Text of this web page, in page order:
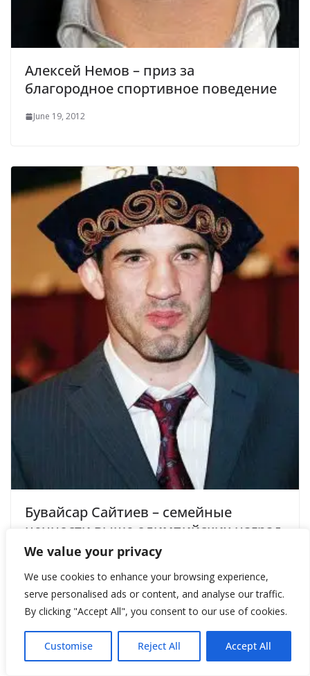
We value your privacy
We use cookies to enhance your browsing experience,
serve personalised ads or content, and analyse our traffic.
By clicking "Accept All", you consent to our use of cookies.
Customise Reject All Accept All
Алексей Немов – приз за
благородное спортивное поведение
June 19, 2012
Бувайсар Сайтиев – семейные
ценности выше олимпийских наград
June 19, 2012